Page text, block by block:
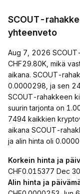
SCOUT-
yhteenveto
Aug 7, 2026
CHF29.80K, mikä
aikana. SCOUT-
0.0000298, ja sen
SCOUT-rahakkeen
suurin tarjonta on
7494 kaikkien
aikana SCOUT-
ja alin hinta oli
Korkein hinta ja
CHF0.015377 Dec
Alin hinta ja